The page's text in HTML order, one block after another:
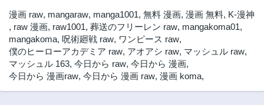
第65話
2ヶ月前
第64話
2ヶ月前
第63話
2ヶ月前
第62話
2ヶ月前
第61話 第60話
漫画 raw, mangaraw, manga1001, 無料 漫画, 漫画 無料, K-漫神
, raw 漫画, raw1001, 葬送のフリーレン raw, mangakoma01,
mangakoma, 呪術廻戦 raw, ワンピース raw,
僕のヒーローアカデミア raw, アオアシ raw, マッシュル raw,
マッシュル 163, 今日から raw, 今日から 漫画,
今日から 漫画raw, 今日から 漫画 raw, 漫画 koma,